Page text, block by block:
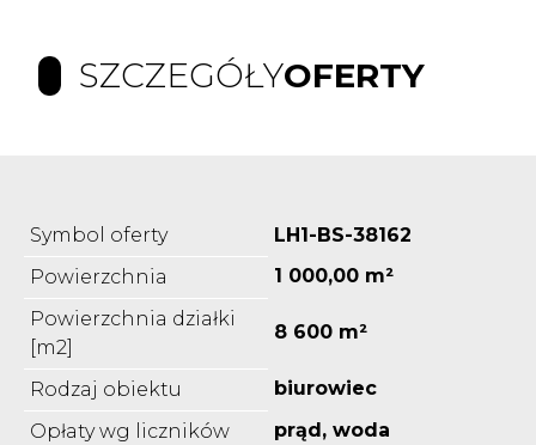
SZCZEGÓŁYOFERTY
Symbol oferty
LH1-BS-38162
Powierzchnia
1 000,00 m²
Powierzchnia działki
[m2]
8 600 m²
Rodzaj obiektu
biurowiec
Opłaty wg liczników
prąd, woda